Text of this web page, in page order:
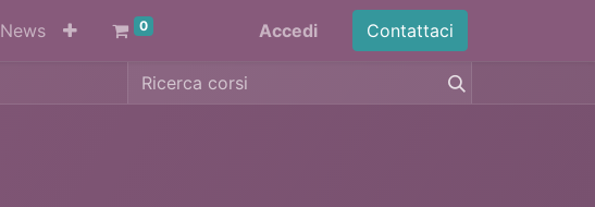
News 0 Accedi Contattaci